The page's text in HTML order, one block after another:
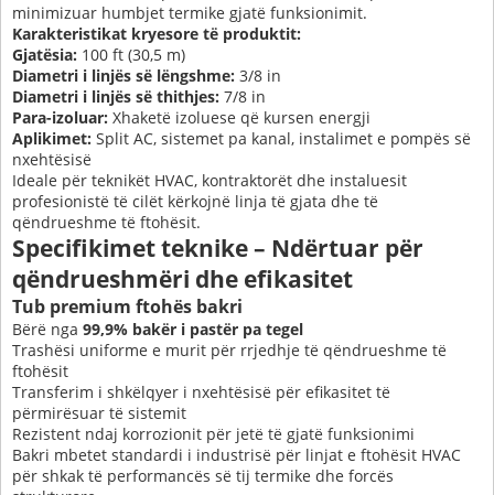
minimizuar humbjet termike gjatë funksionimit.
Karakteristikat kryesore të produktit:
Gjatësia: 100 ft (30,5 m)
Diametri i linjës së lëngshme: 3/8 in
Diametri i linjës së thithjes: 7/8 in
Para-izoluar: Xhaketë izoluese që kursen energji
Aplikimet: Split AC, sistemet pa kanal, instalimet e pompës së
nxehtësisë
Ideale për teknikët HVAC, kontraktorët dhe instaluesit
profesionistë të cilët kërkojnë linja të gjata dhe të
qëndrueshme të ftohësit.
Specifikimet teknike – Ndërtuar për
qëndrueshmëri dhe efikasitet
Tub premium ftohës bakri
Bërë nga 99,9% bakër i pastër pa tegel
Trashësi uniforme e murit për rrjedhje të qëndrueshme të
ftohësit
Transferim i shkëlqyer i nxehtësisë për efikasitet të
përmirësuar të sistemit
Rezistent ndaj korrozionit për jetë të gjatë funksionimi
Bakri mbetet standardi i industrisë për linjat e ftohësit HVAC
për shkak të performancës së tij termike dhe forcës